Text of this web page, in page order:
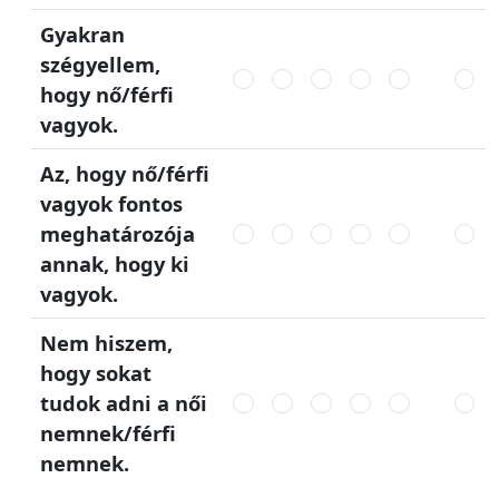
Gyakran
szégyellem,
hogy nő/férfi
vagyok.
Az, hogy nő/férfi
vagyok fontos
meghatározója
annak, hogy ki
vagyok.
Nem hiszem,
hogy sokat
tudok adni a női
nemnek/férfi
nemnek.